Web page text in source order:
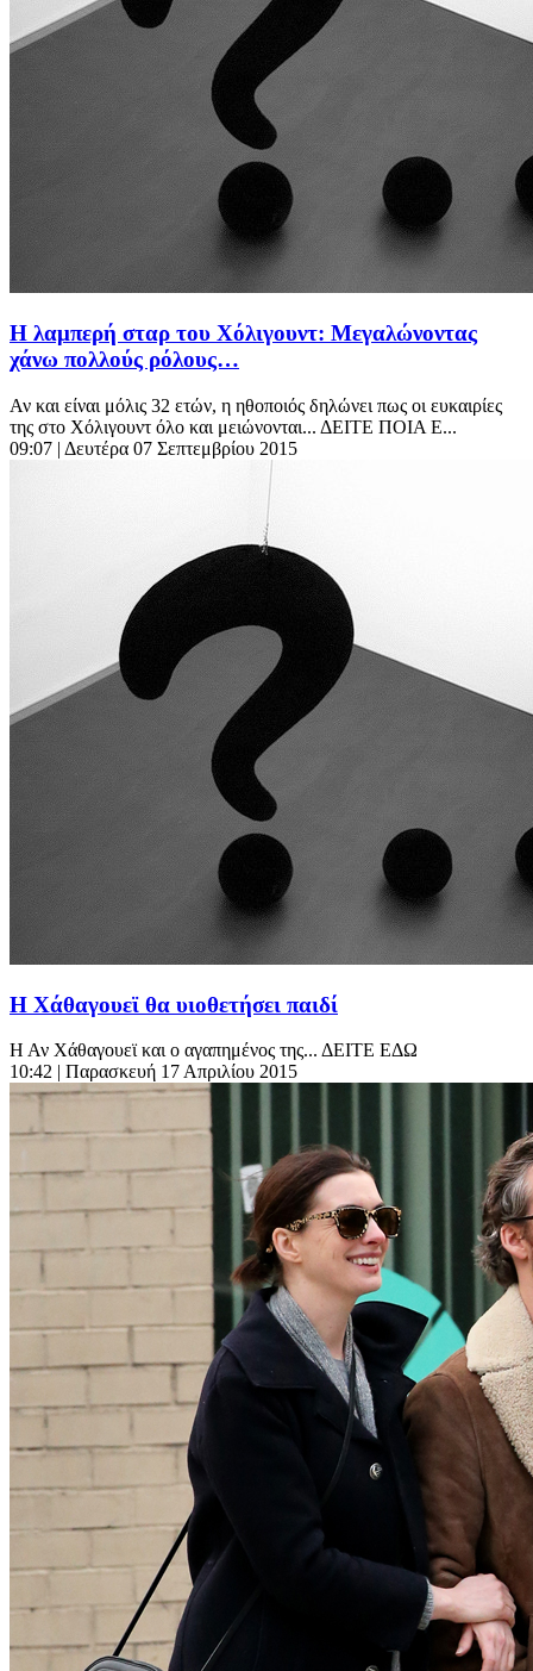
Η λαμπερή σταρ του Χόλιγουντ: Μεγαλώνοντας
χάνω πολλούς ρόλους…
Αν και είναι μόλις 32 ετών, η ηθοποιός δηλώνει πως οι ευκαιρίες
της στο Χόλιγουντ όλο και μειώνονται... ΔΕΙΤΕ ΠΟΙΑ Ε...
09:07 | Δευτέρα 07 Σεπτεμβρίου 2015
Η Χάθαγουεϊ θα υιοθετήσει παιδί
Η Αν Χάθαγουεϊ και ο αγαπημένος της... ΔΕΙΤΕ ΕΔΩ
10:42 | Παρασκευή 17 Απριλίου 2015